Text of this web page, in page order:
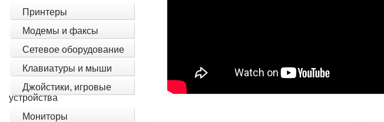
Принтеры
Модемы и факсы
Сетевое оборудование
Клавиатуры и мыши
Джойстики, игровые
устройства
Мониторы